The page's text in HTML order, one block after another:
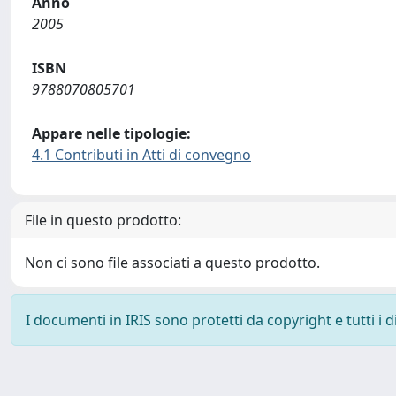
2005
ISBN
9788070805701
Appare nelle tipologie:
4.1 Contributi in Atti di convegno
File in questo prodotto:
Non ci sono file associati a questo prodotto.
I documenti in IRIS sono protetti da copyright e tutti i